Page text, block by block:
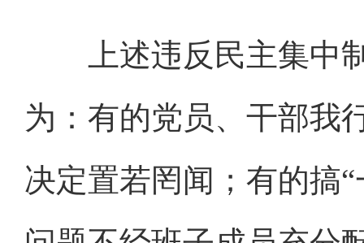
上述违反民主集中制
为：有的党员、干部我
决定置若罔闻；有的搞